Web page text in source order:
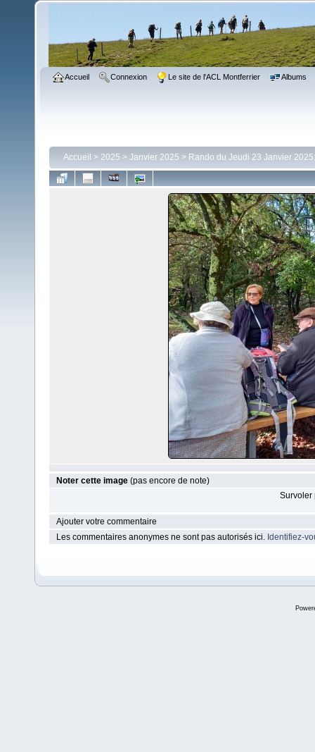
Accueil Connexion Le site de l'ACL Montferrier Albums
Accueil > 2025 > Janvier 2025 > Rando du Jeudi 23 Janvier
Noter cette image (pas encore de note)
Survoler
Ajouter votre commentaire
Les commentaires anonymes ne sont pas autorisés ici. Identifiez-